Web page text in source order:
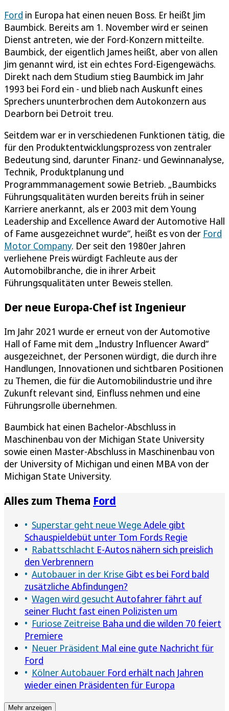
Ford in Europa hat einen neuen Boss. Er heißt Jim
Baumbick. Bereits am 1. November wird er seinen
Dienst antreten, wie der Ford-Konzern mitteilte.
Baumbick, der eigentlich James heißt, aber von allen
Jim genannt wird, ist ein echtes Ford-Eigengewächs.
Direkt nach dem Studium stieg Baumbick im Jahr
1993 bei Ford ein - und blieb nach Auskunft eines
Sprechers ununterbrochen dem Autokonzern aus
Dearborn bei Detroit treu.
Seitdem war er in verschiedenen Funktionen tätig, die
für den Produktentwicklungsprozess von zentraler
Bedeutung sind, darunter Finanz- und Gewinnanalyse,
Technik, Produktplanung und
Programmmanagement sowie Betrieb. „Baumbicks
Führungsqualitäten wurden bereits früh in seiner
Karriere anerkannt, als er 2003 mit dem Young
Leadership and Excellence Award der Automotive Hall
of Fame ausgezeichnet wurde“, heißt es von der Ford
Motor Company. Der seit den 1980er Jahren
verliehene Preis würdigt Fachleute aus der
Automobilbranche, die in ihrer Arbeit
Führungsqualitäten unter Beweis stellen.
Der neue Europa-Chef ist Ingenieur
Im Jahr 2021 wurde er erneut von der Automotive
Hall of Fame mit dem „Industry Influencer Award“
ausgezeichnet, der Personen würdigt, die durch ihre
Handlungen, Innovationen und sichtbaren Positionen
zu Themen, die für die Automobilindustrie und ihre
Zukunft relevant sind, Einfluss nehmen und eine
Führungsrolle übernehmen.
Baumbick hat einen Bachelor-Abschluss in
Maschinenbau von der Michigan State University
sowie einen Master-Abschluss in Maschinenbau von
der University of Michigan und einen MBA von der
Michigan State University.
Alles zum Thema Ford
Superstar geht neue Wege Adele gibt
Schauspieldebüt unter Tom Fords Regie
Rabattschlacht E-Autos nähern sich preislich
den Verbrennern
Autobauer in der Krise Gibt es bei Ford bald
zusätzliche Abfindungen?
Wagen wird gesucht Autofahrer fährt auf
seiner Flucht fast einen Polizisten um
Furiose Zeitreise Baha und die wilden 70 feiert
Premiere
Neuer Präsident Mal eine gute Nachricht für
Ford
Kölner Autobauer Ford erhält nach Jahren
wieder einen Präsidenten für Europa
Mehr anzeigen